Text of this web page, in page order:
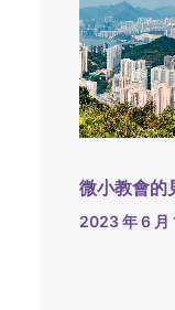
微小教會的
2023 年 6 月